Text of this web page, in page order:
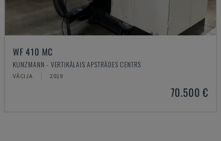
WF 410 MC
KUNZMANN - VERTIKĀLAIS APSTRĀDES CENTRS
VĀCIJA 2019
70.500 €